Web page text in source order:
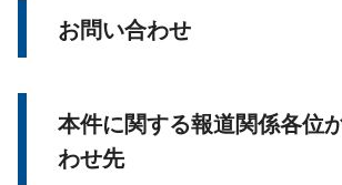
お問い合わせ
本件に関する報道関係各位
わせ先